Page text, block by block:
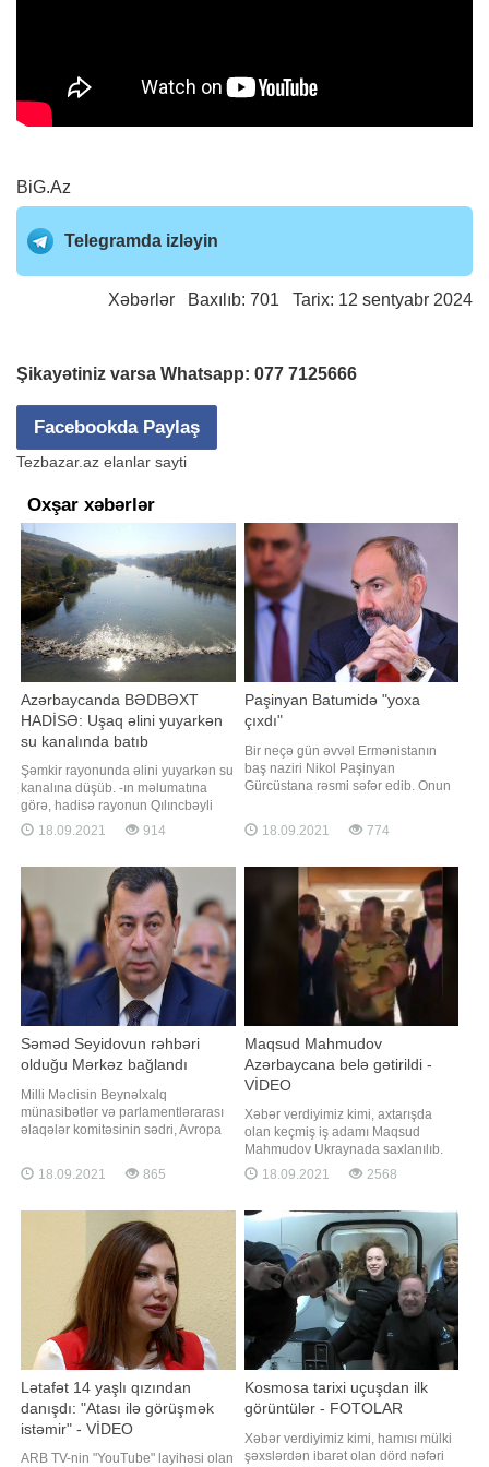
BiG.Az
Telegramda izləyin
Xəbərlər Baxılıb: 701 Tarix: 12 sentyabr 2024
Şikayətiniz varsa Whatsapp: 077 7125666
Facebookda Paylaş
Tezbazar.az elanlar sayti
Oxşar xəbərlər
Azərbaycanda BƏDBƏXT
HADİSƏ: Uşaq əlini yuyarkən
su kanalında batıb
Şəmkir rayonunda əlini yuyarkən su
kanalına düşüb. -ın məlumatına
görə, hadisə rayonun Qılıncbəyli
kəndində qeydə alınıb. 2012-ci il
təvəllüdlü Nihat Tağıyev kənd
yuyarkən ayağı sürüşüb və batıb.
Onun meyiti sudan çıxarılaraq
aidiyyəti üzrə təhvil verilib. Faktla
bağl
18.09.2021 914
Paşinyan Batumidə "yoxa
çıxdı"
Bir neçə gün əvvəl Ermənistanın
baş naziri Nikol Paşinyan
Gürcüstana rəsmi səfər edib. Onun
Rəsmi məlumata görə, onunla
Gürcüstanın baş naziri arasında
səfər Ermənistan cəmiyyətinin
əhəmiyyətli bir hissəsi və xüsusən
də bəzi Rusiy
18.09.2021 774
Səməd Seyidovun rəhbəri
olduğu Mərkəz bağlandı
Milli Məclisin Beynəlxalq
münasibətlər və parlamentlərarası
əlaqələr komitəsinin sədri, Avropa
Assambleyasındakı nümayəndə
heyətinin rəhbəri Səməd Seyidovun
dayandırıb. Mərkəzin fəaliyyətini
dayandırmasına səbəb maliyyə
problemini
18.09.2021 865
Maqsud Mahmudov
Azərbaycana belə gətirildi -
VİDEO
Xəbər verdiyimiz kimi, axtarışda
olan keçmiş iş adamı Maqsud
Mahmudov Ukraynada saxlanılıb.
"Qafqazinfo" Maqsud Mahmudovun
Azərbaycana deportasiya
Videodan görünür ki, o,
aeroportdan Daxili İşlər Nazirliyi
əməkdaşları tərəfindən maşına
yerləşdirilərək aidiyyət
18.09.2021 2568
Lətafət 14 yaşlı qızından
danışdı: "Atası ilə görüşmək
istəmir" - VİDEO
ARB TV-nin "YouTube" layihəsi olan
Kosmosa tarixi uçuşdan ilk
görüntülər - FOTOLAR
Xəbər verdiyimiz kimi, hamısı mülki
şəxslərdən ibarət olan dörd nəfəri